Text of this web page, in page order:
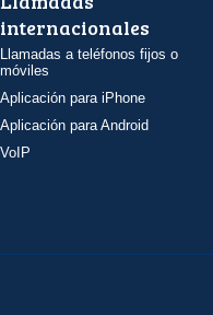
internacionales
Llamadas a teléfonos fijos o
móviles
Aplicación para iPhone
Aplicación para Android
VoIP